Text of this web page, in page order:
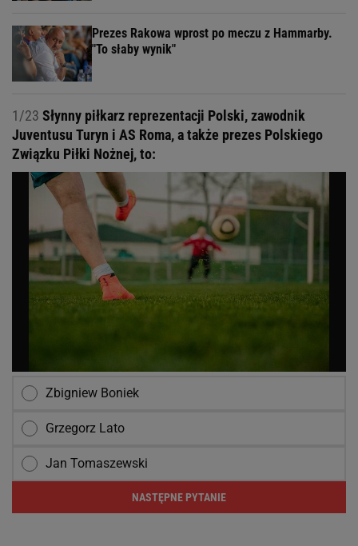
Prezes Rakowa wprost po meczu z Hammarby.
"To słaby wynik"
1/23 Słynny piłkarz reprezentacji Polski, zawodnik
Juventusu Turyn i AS Roma, a także prezes Polskiego
Związku Piłki Nożnej, to:
Zbigniew Boniek
Grzegorz Lato
Jan Tomaszewski
NASTĘPNE PYTANIE